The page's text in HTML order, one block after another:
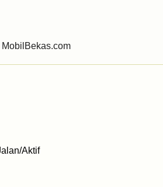
MobilBekas.com
Aktif